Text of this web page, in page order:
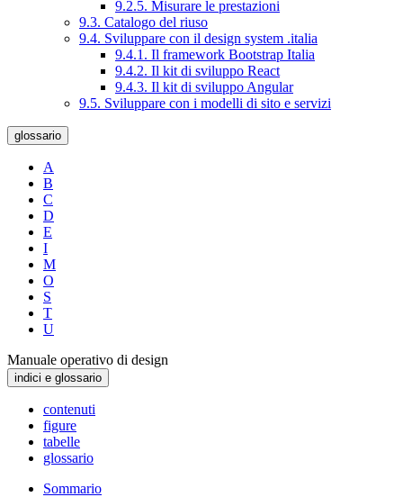
9.2.5. Misurare le prestazioni
9.3. Catalogo del riuso
9.4. Sviluppare con il design system .italia
9.4.1. Il framework Bootstrap Italia
9.4.2. Il kit di sviluppo React
9.4.3. Il kit di sviluppo Angular
9.5. Sviluppare con i modelli di sito e servizi
glossario
A
B
C
D
E
I
M
O
S
T
U
Manuale operativo di design
indici e glossario
contenuti
figure
tabelle
glossario
Sommario